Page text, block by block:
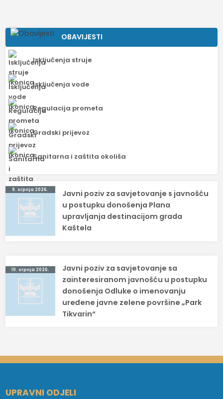
OBAVIJESTI
Isključenja struje
Isključenja vode
Regulacija prometa
Gradski prijevoz
Sanitarna i zaštita okoliša
Navigacija
objava
9. srpnja 2026.
Javni poziv za savjetovanje s javnošću
u postupku donošenja Plana
upravljanja destinacijom grada
Kaštela
10. srpnja 2026.
Javni poziv za savjetovanje sa
zainteresiranom javnošću u postupku
donošenja Odluke o imenovanju
uređene javne zelene površine „Park
Tikvarin“
UPRAVNI ODJELI